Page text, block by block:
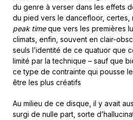
du genre à verser dans les effets
du pied vers le dancefloor, certes,
peak timeque vers les premières
climats, enfin, souvent en clair-
seuls l’identité de ce quatuor que
limité par la technique – sauf que
ce type de contrainte qui pousse
être les plus créatifs
Au milieu de ce disque, il y avait
surgi de nulle part, sorte